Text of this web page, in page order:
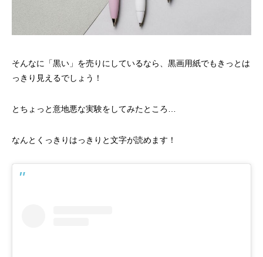
そんなに「黒い」を売りにしているなら、黒画用紙でもきっとは
っきり見えるでしょう！
とちょっと意地悪な実験をしてみたところ…
なんとくっきりはっきりと文字が読めます！